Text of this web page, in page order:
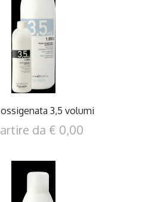
DETTAGLI
3,5 volumi
da € 0,00